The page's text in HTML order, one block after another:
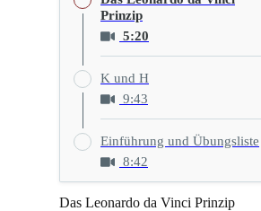
Prinzip
5:20
K und H
9:43
Einführung und Übungsliste
8:42
Das Leonardo da Vinci Prinzip